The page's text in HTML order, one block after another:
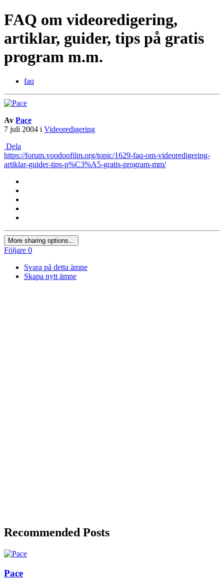
FAQ om videoredigering,
artiklar, guider, tips på gratis
program m.m.
faq
Av Pace
7 juli 2004 i Videoredigering
Dela
https://forum.voodoofilm.org/topic/1629-faq-om-videoredigering-
artiklar-guider-tips-p%C3%A5-gratis-program-mm/
More sharing options...
Följare 0
Svara på detta ämne
Skapa nytt ämne
Recommended Posts
Pace